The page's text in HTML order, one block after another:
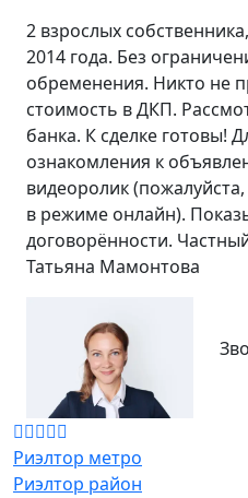
2 взрослых
2014 года. Без
обременения. Никто не
стоимость в ДКП.
банка. К сделке готовы!
ознакомления к
видеоролик
в режиме онлайн).
договорённости.
Татьяна Мамонтова
Риэлтор метро
Риэлтор район